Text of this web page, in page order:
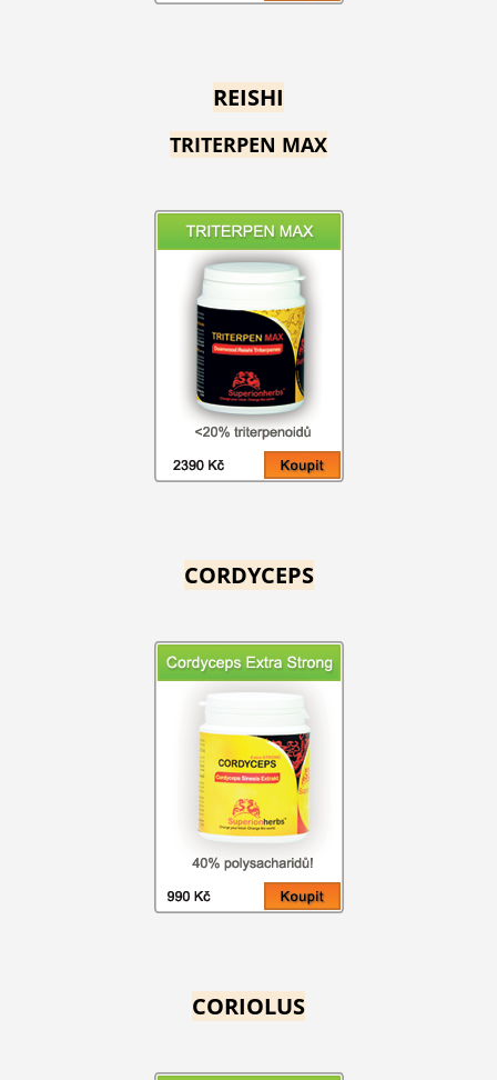
REISHI
TRITERPEN MAX
CORDYCEPS
CORIOLUS